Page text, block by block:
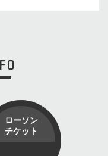
ローソン
チケット